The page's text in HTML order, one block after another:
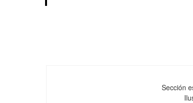
Sección